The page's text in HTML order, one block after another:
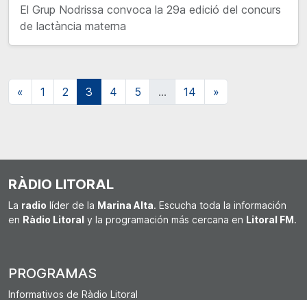
El Grup Nodrissa convoca la 29a edició del concurs
de lactància materna
Navegación de entradas
« 1 2 3 4 5 … 14 »
RÀDIO LITORAL
La radio líder de la Marina Alta. Escucha toda la información
en Ràdio Litoral y la programación más cercana en Litoral FM.
PROGRAMAS
Informativos de Ràdio Litoral